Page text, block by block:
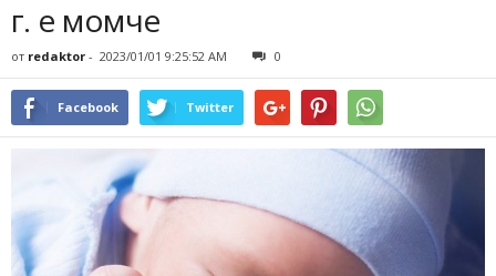
г. е момче
от redaktor - 2023/01/01 9:25:52 AM 0
Facebook Twitter